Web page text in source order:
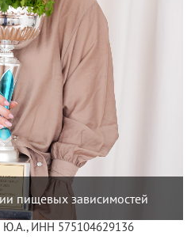
пищевых зависимостей
Ю.А., ИНН 575104629136